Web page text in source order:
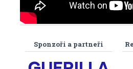
Sponzoři a partneři